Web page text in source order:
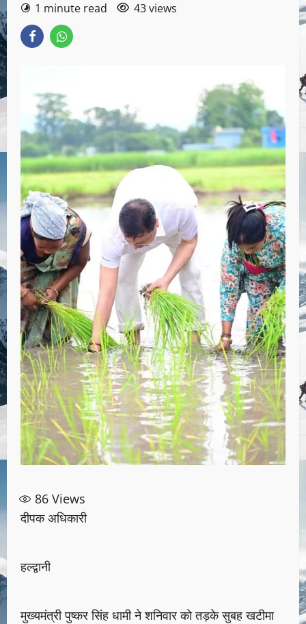
1 minute read
43 views
86 Views
दीपक अधिकारी
हल्द्वानी
मुख्यमंत्री पुष्कर सिंह धामी ने शनिवार को तड़के सुबह खटीमा